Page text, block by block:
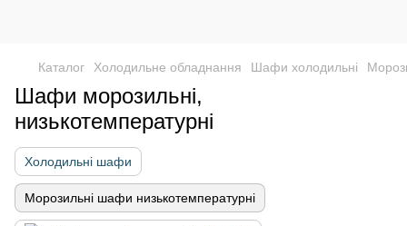
Каталог Холодильне обладнання Шафи холодильні
Шафи морозильні,
низькотемпературні
Холодильні шафи
Морозильні шафи низькотемпературні